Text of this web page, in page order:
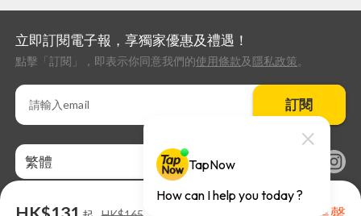
立即訂閱電子報，享獨家優惠及禮遇！
點擊「訂閱」，即表示你同意我們的使用條款及 隱私政策。
訂閱
繁體